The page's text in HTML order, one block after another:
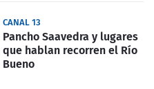
CANAL 13
Pancho Saavedra y lugares
que hablan recorren el Río
Bueno